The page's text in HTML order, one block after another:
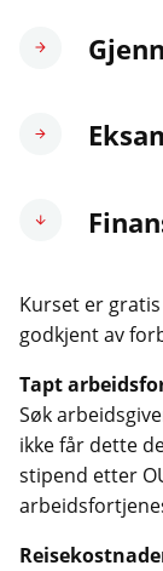
Kurset er
godkjent av
Tapt
Søk
ikke får dette
stipend etter